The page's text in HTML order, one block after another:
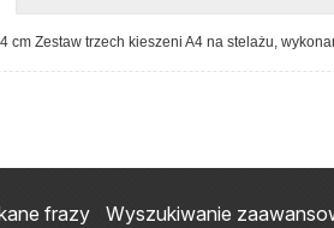
cm Zestaw trzech kieszeni A4 na stelażu,
frazy Wyszukiwanie